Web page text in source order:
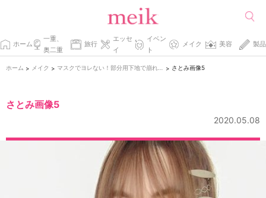
ホーム
一重、
奥二重
旅行
エッセ
イ
イベン
ト
メイク 美容 製品
ホーム > メイク > > さとみ画像5
さとみ画像5
2020.05.08